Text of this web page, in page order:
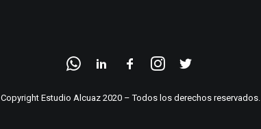
Copyright Estudio Alcuaz 2020 – Todos los derechos reservados.